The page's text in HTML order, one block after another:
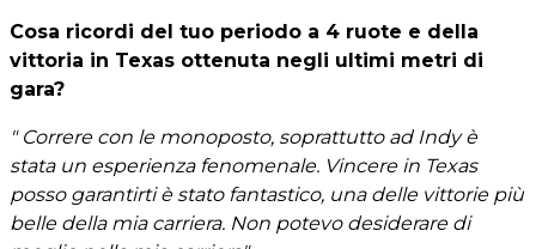
Cosa ricordi del tuo periodo a 4 ruote e della
vittoria in Texas ottenuta negli ultimi metri di
gara?
" Correre con le monoposto, soprattutto ad Indy è
stata un esperienza fenomenale. Vincere in Texas
posso garantirti è stato fantastico, una delle vittorie più
belle della mia carriera. Non potevo desiderare di